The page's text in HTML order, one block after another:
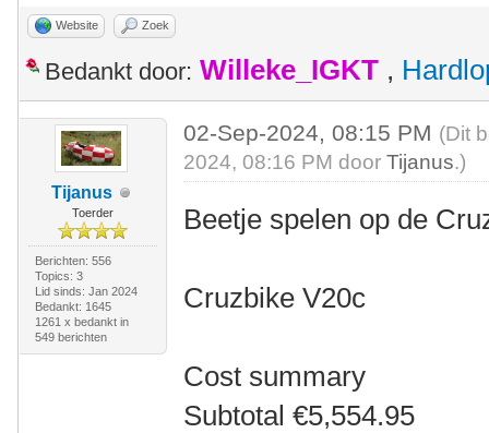
Website Zoek
Bedankt door: Willeke_IGKT ,
Tijanus
Toerder
Berichten: 556
Topics: 3
Lid sinds: Jan 2024
Bedankt: 1645
1261 x bedankt in
549 berichten
02-Sep-2024, 08:15 PM (Dit
2024, 08:16 PM doorTijanus.)
Beetje spelen op de
Cruzbike V20c
Cost summary
Subtotal €5,554.95